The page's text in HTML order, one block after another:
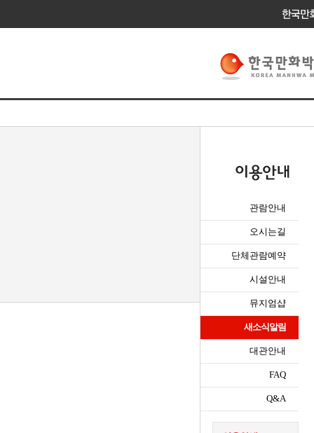
관람안내
오시는길
단체관람예약
시설안내
뮤지엄샵
새소식알림
대관안내
FAQ
Q&A